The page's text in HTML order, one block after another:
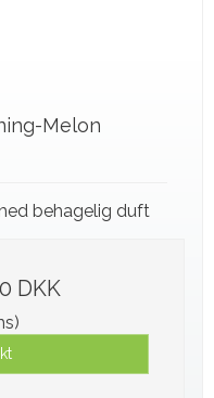
Melon
behagelig duft
DKK